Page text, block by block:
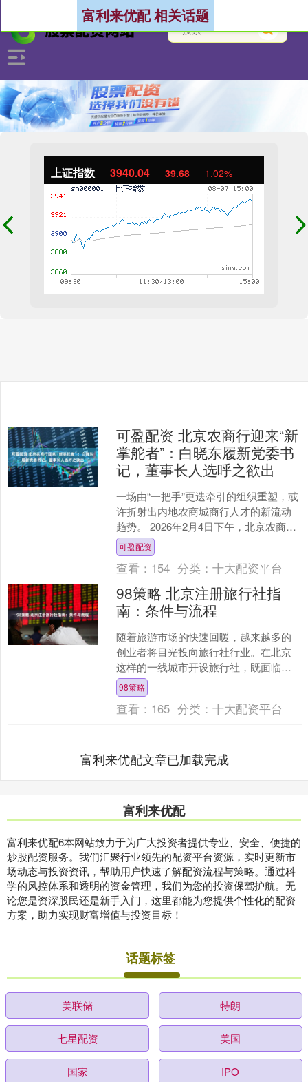
上证指数 3940.04 39.68 1.02%
富利来优配 相关话题
可盈配资 北京农商行迎来“新
掌舵者”：白晓东履新党委书
记，董事长人选呼之欲出
一场由“一把手”更迭牵引的组织重塑，或
许折射出内地农商城商行人才的新流动
趋势。 2026年2月4日下午，北京农商银
行通过官方公众号披露，该行当日召开
2026年度....
可盈配资
查看： 154 分类：十大配资平台
98策略 北京注册旅行社指
南：条件与流程
随着旅游市场的快速回暖，越来越多的
创业者将目光投向旅行社行业。在北京
这样的一线城市开设旅行社，既面临巨
大机遇，也需应对严格的监管要求。本
文将为您详细解析北京注册....
98策略
查看： 165 分类：十大配资平台
富利来优配文章已加载完成
富利来优配
富利来优配6本网站致力于为广大投资者提供专业、安全、便捷的
炒股配资服务。我们汇聚行业领先的配资平台资源，实时更新市
场动态与投资资讯，帮助用户快速了解配资流程与策略。通过科
学的风控体系和透明的资金管理，我们为您的投资保驾护航。无
论您是资深股民还是新手入门，这里都能为您提供个性化的配资
方案，助力实现财富增值与投资目标！
话题标签
美联储 特朗
七星配资 美国
国家 IPO